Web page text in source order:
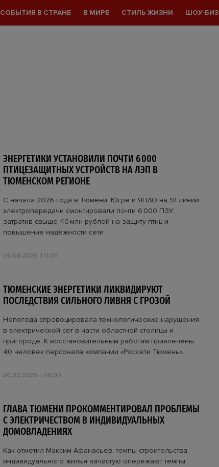
СОБЫТИЯ В СТРАНЕ В МИРЕ СТИЛЬ ЖИЗНИ ШОУ-БИЗ
ЭНЕРГЕТИКИ УСТАНОВИЛИ ПОЧТИ 6 000
ПТИЦЕЗАЩИТНЫХ УСТРОЙСТВ НА ЛЭП В
ТЮМЕНСКОМ РЕГИОНЕ
С начала 2026 года в Тюмени, Югре и ЯНАО на 91 линии
электропередачи смонтировали почти 6 000 ПЗУ,
затратив свыше 40 млн рублей на защиту птиц и
повышение надёжности сети.
06.08.2026 11:00
ТЮМЕНСКИЕ ЭНЕРГЕТИКИ ЛИКВИДИРУЮТ
ПОСЛЕДСТВИЯ СИЛЬНОГО ЛИВНЯ С ГРОЗОЙ
Непогода спровоцировала технологические нарушения
в электрической сет в части областной столицы и
пригороде. К восстановительным работам привлечены
40 человек персонала компании «Россети Тюмень».
20.05.2026 09:00
ГЛАВА ТЮМЕНИ ПРОКОММЕНТИРОВАЛ ПРОБЛЕМЫ
С ЭЛЕКТРИЧЕСТВОМ В ИНДИВИДУАЛЬНЫХ
ДОМОВЛАДЕНИЯХ
Как отметил Максим Афанасьев, темпы строительства
индивидуального жилья зачастую опережают темпы